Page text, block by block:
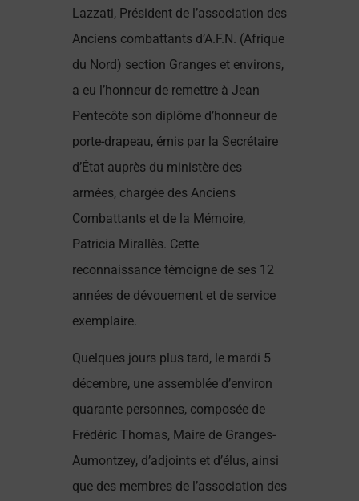
Lazzati, Président de l’association des
Anciens combattants d’A.F.N. (Afrique
du Nord) section Granges et environs,
a eu l’honneur de remettre à Jean
Pentecôte son diplôme d’honneur de
porte-drapeau, émis par la Secrétaire
d’État auprès du ministère des
armées, chargée des Anciens
Combattants et de la Mémoire,
Patricia Mirallès. Cette
reconnaissance témoigne de ses 12
années de dévouement et de service
exemplaire.
Quelques jours plus tard, le mardi 5
décembre, une assemblée d’environ
quarante personnes, composée de
Frédéric Thomas, Maire de Granges-
Aumontzey, d’adjoints et d’élus, ainsi
que des membres de l’association des